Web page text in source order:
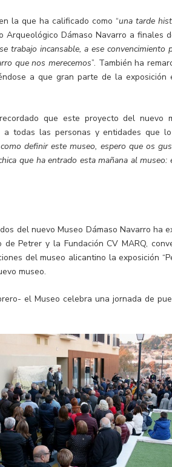
la que ha calificado como “una tarde
Dámaso Navarro a finales
trabajo incansable, a ese
que nos merecemos”. También ha
a que gran parte de la exposición
que este proyecto del nuevo
todas las personas y entidades que
definir este museo, espero que os
que ha entrado esta mañana al
del nuevo Museo Dámaso Navarro ha
Petrer y la Fundación CV MARQ,
del museo alicantino la exposición
museo.
el Museo celebra una jornada de